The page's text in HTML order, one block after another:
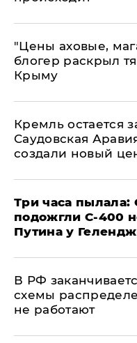
​"Цены аховые,
блогер раскрыл
Крыму
​Кремль остается
Саудовская
создали новый
Три часа
подожгли С-400
Путина у
​В РФ
схемы
не работают